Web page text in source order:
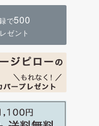
で500
ゼント